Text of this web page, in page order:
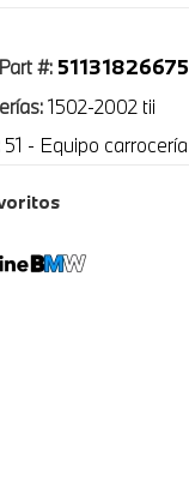
#: 51131826675
1502-2002 tii
51 - Equipo carrocería